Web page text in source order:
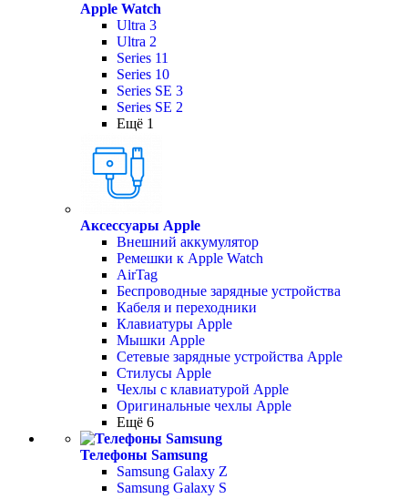
Apple Watch
Ultra 3
Ultra 2
Series 11
Series 10
Series SE 3
Series SE 2
Ещё 1
Аксессуары Apple
Внешний аккумулятор
Ремешки к Apple Watch
AirTag
Беспроводные зарядные устройства
Кабеля и переходники
Клавиатуры Apple
Мышки Apple
Сетевые зарядные устройства Apple
Стилусы Apple
Чехлы с клавиатурой Apple
Оригинальные чехлы Apple
Ещё 6
Телефоны Samsung
Samsung Galaxy Z
Samsung Galaxy S